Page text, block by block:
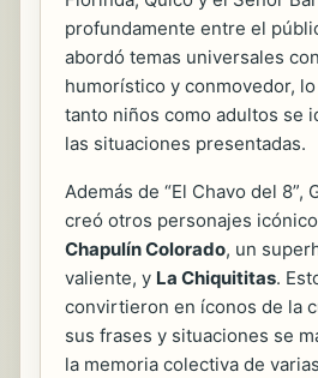
profundamente entre el
abordó temas universales
humorístico y conmovedor,
tanto niños como adultos se
las situaciones presentadas.
Además de “El Chavo del 8”,
creó otros personajes
Chapulín Colorado, un
valiente, y La Chiquititas.
convirtieron en íconos de la
sus frases y situaciones se
la memoria colectiva de